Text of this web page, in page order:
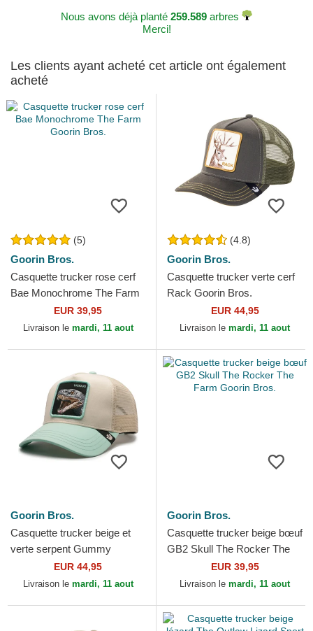
Nous avons déjà planté 259.589 arbres
Merci!
Les clients ayant acheté cet article ont également
acheté
(5)
Goorin Bros.
Casquette trucker rose cerf
Bae Monochrome The Farm
Goorin Bros.EUR 39,95
Livraison le mardi, 11 aout
(4.8)
Goorin Bros.
Casquette trucker verte cerf
Rack Goorin Bros.
EUR 44,95
Livraison le mardi, 11 aout
Goorin Bros.
Casquette trucker beige et
verte serpent Gummy
Vicious The Farm Goorin
Bros.
EUR 44,95
Livraison le mardi, 11 aout
Goorin Bros.
Casquette trucker beige bœuf
GB2 Skull The Rocker The
Farm Goorin Bros.
EUR 39,95
Livraison le mardi, 11 aout